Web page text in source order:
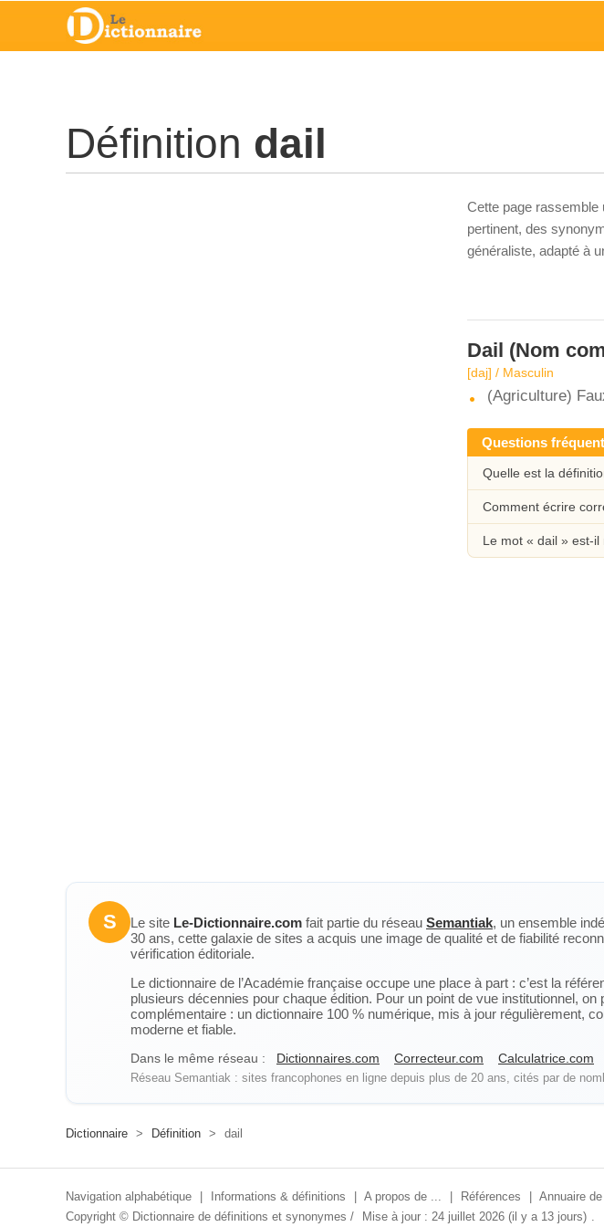
Définition dail
Cette page rassemble
pertinent, des
généraliste, adapté à
Dail (Nom
[daj] / Masculin
(Agriculture)
Questions
Quelle est la
Comment écrire
Le mot « dail » est-
S Le site Le-Dictionnaire.com fait partie du réseau Semantiak, un ensemble
30 ans, cette galaxie de sites a acquis une image de qualité et de fiabilité
vérification éditoriale.
Le dictionnaire de l’Académie française occupe une place à part : c’est la
plusieurs décennies pour chaque édition. Pour un point de vue institutionnel, on
complémentaire : un dictionnaire 100 % numérique, mis à jour régulièrement,
moderne et fiable.
Dans le même réseau : Dictionnaires.com Correcteur.com Calculatrice.com
Réseau Semantiak : sites francophones en ligne depuis plus de 20 ans, cités par de
Dictionnaire > Définition > dail
Navigation alphabétique Informations & définitions A propos de ... Références
Annuaire
Copyright © Dictionnaire de définitions et synonymes / Mise à jour : 24 juillet 2026 (il y a 13 jours) .